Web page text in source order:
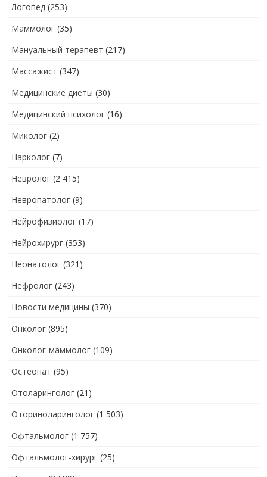
Логопед (253)
Маммолог (35)
Мануальный терапевт (217)
Массажист (347)
Медицинские диеты (30)
Медицинский психолог (16)
Миколог (2)
Нарколог (7)
Невролог (2 415)
Невропатолог (9)
Нейрофизиолог (17)
Нейрохирург (353)
Неонатолог (321)
Нефролог (243)
Новости медицины (370)
Онколог (895)
Онколог-маммолог (109)
Остеопат (95)
Отоларинголог (21)
Оториноларинголог (1 503)
Офтальмолог (1 757)
Офтальмолог-хирург (25)